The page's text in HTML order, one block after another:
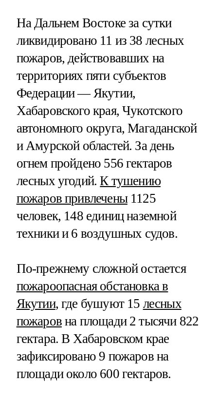
На Дальнем Востоке за сутки
ликвидировано 11 из 38 лесных
пожаров, действовавших на
территориях пяти субъектов
Федерации — Якутии,
Хабаровского края, Чукотского
автономного округа, Магаданской
и Амурской областей. За день
огнем пройдено 556 гектаров
лесных угодий.К тушению
пожаров привлечены1125
человек, 148 единиц наземной
техники и 6 воздушных судов.
По-прежнему сложной остается
пожароопасная обстановка в
Якутии, где бушуют 15 лесных
пожаровна площади 2 тысячи 822
гектара. В Хабаровском крае
зафиксировано 9 пожаров на
площади около 600 гектаров.